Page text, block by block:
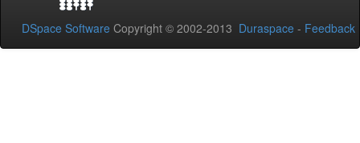
DSpace Software Copyright © 2002-2013 Duraspace - Feedback